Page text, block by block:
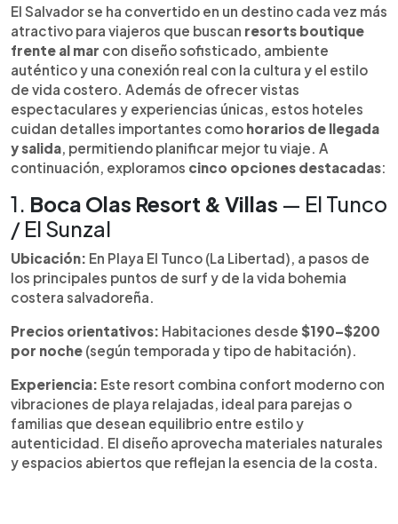
Escuchar artículo
La costa de El Salvador ofrece una nueva
generación de resorts boutique que mezclan lujo
relajado, identidad local y paisajes
espectaculares. Desde El Tunco y El Zonte hasta
Mizata y Playa Las Flores, estos hoteles frente al
mar brindan experiencias que van del surf y el
bienestar a la gastronomía con productos
frescos. Con pocas habitaciones, atención
personalizada y diseños que integran materiales
naturales, permiten disfrutar del Pacífico con
privacidad y estilo. Sus tarifas varían según
temporada, pero todos comparten una
propuesta: conectar al viajero con la esencia
costera salvadoreña sin renunciar a comodidad y
exclusividad.
El Salvador se ha convertido en un destino cada vez más
atractivo para viajeros que buscan resorts boutique
frente al mar con diseño sofisticado, ambiente
auténtico y una conexión real con la cultura y el estilo
de vida costero. Además de ofrecer vistas
espectaculares y experiencias únicas, estos hoteles
cuidan detalles importantes como horarios de llegada
y salida, permitiendo planificar mejor tu viaje. A
continuación, exploramos cinco opciones destacadas:
1. Boca Olas Resort & Villas — El Tunco
/ El Sunzal
Ubicación: En Playa El Tunco (La Libertad), a pasos de
los principales puntos de surf y de la vida bohemia
costera salvadoreña.
Precios orientativos: Habitaciones desde $190–$200
por noche (según temporada y tipo de habitación).
Experiencia: Este resort combina confort moderno con
vibraciones de playa relajadas, ideal para parejas o
familias que desean equilibrio entre estilo y
autenticidad. El diseño aprovecha materiales naturales
y espacios abiertos que reflejan la esencia de la costa.